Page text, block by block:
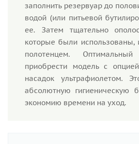
заполнить резервуар до
водой (или питьевой
ее. Затем тщательно
которые были использованы,
полотенцем.
приобрести модель с
насадок ультрафиолетом.
абсолютную гигиеническую
экономию времени на уход.